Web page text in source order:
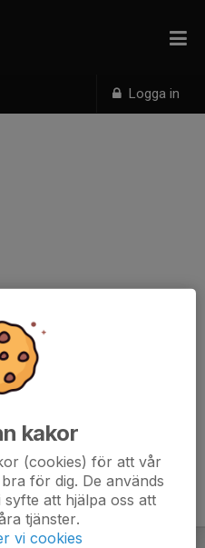
Logga in
kakor
(cookies) för att vår
för dig. De används
att hjälpa oss att
tjänster.
vi cookies